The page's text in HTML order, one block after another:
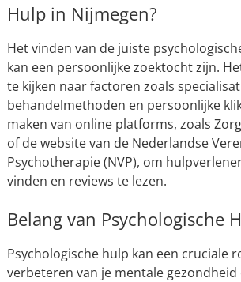
Hulp in Nijmegen?
Het vinden van de juiste
kan een persoonlijke zoektocht zijn.
te kijken naar factoren zoals
behandelmethoden en persoonlijke
maken van online platforms, zoals
of de website van de Nederlandse
Psychotherapie (NVP), om
vinden en reviews te lezen.
Belang van Psychologische
Psychologische hulp kan een cruciale
verbeteren van je mentale